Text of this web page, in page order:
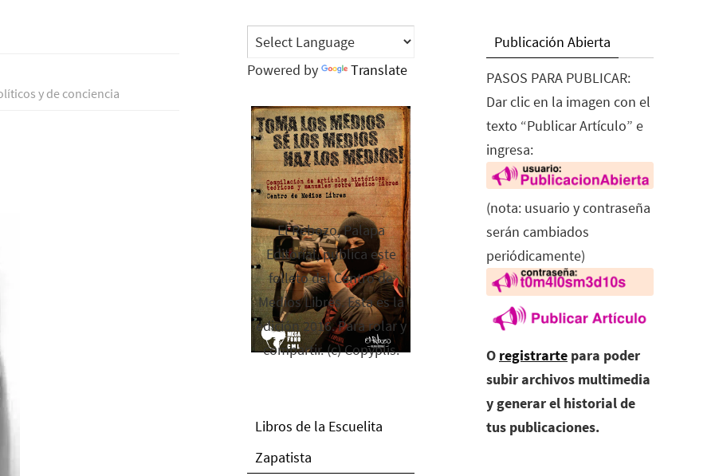
y de conciencia
Powered by Translate
El Rebozo, Palapa
Editorial, publica este
folleto del Centro de
Medios Libres. Esta es la
edición 2016. Para rolar y
compartir. (c) Copyplis.
Libros de la Escuelita
Zapatista
Publicación Abierta
PASOS PARA PUBLICAR:
Dar clic en la imagen con el
texto “Publicar Artículo” e
ingresa:
(nota: usuario y contraseña
serán cambiados
periódicamente)
O registrarte para poder
subir archivos multimedia
y generar el historial de
tus publicaciones.